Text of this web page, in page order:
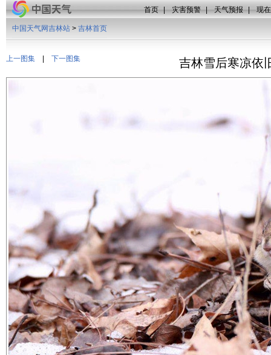
首页 | 灾害预警 | 天气预报 | 现
上一图集 下一图集
中国天气网吉林站 > 吉林首页
吉林雪后寒凉依